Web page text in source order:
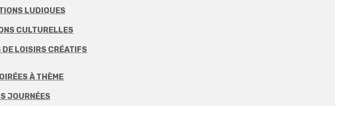
LUDIQUES
CULTURELLES
LOISIRS CRÉATIFS
À THÈME
JOURNÉES